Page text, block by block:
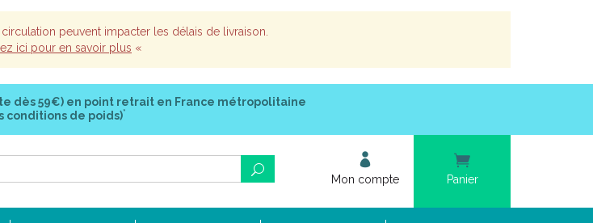
peuvent impacter les délais de livraison.
ici pour en savoir plus «
dès 59€) en point retrait en France métropolitaine
conditions de poids)*
Mon compte Panier